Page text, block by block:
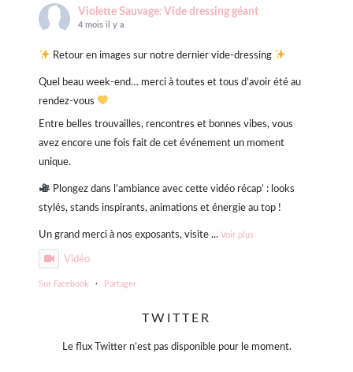
Violette Sauvage: Vide dressing géant
4 mois il y a
Retour en images sur notre dernier vide-dressing
Quel beau week-end… merci à toutes et tous d’avoir été au
rendez-vous
Entre belles trouvailles, rencontres et bonnes vibes, vous
avez encore une fois fait de cet événement un moment
unique.
Plongez dans l’ambiance avec cette vidéo récap’ : looks
stylés, stands inspirants, animations et énergie au top !
Un grand merci à nos exposants, visite ... Voir plus
Vidéo
Sur Facebook · Partager
4 mois il y a
TWITTER
Le flux Twitter n’est pas disponible pour le moment.